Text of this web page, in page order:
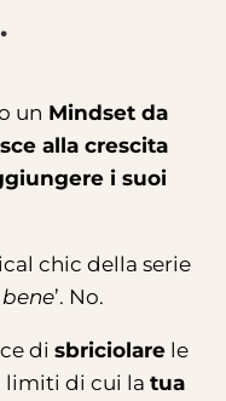
.
un Mindset da
alla crescita
i suoi
chic della serie
’. No.
disbriciolare le
limiti di cui latua